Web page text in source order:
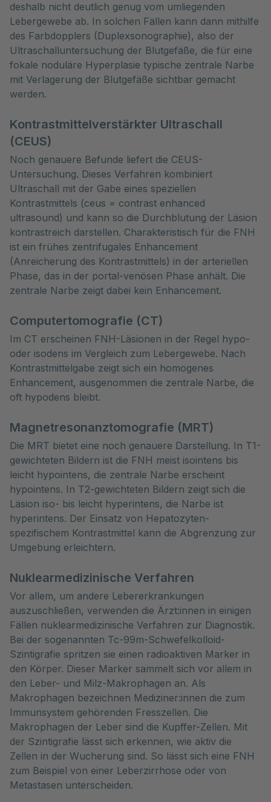
deshalb nicht deutlich genug vom umliegenden
Lebergewebe ab. In solchen Fällen kann dann mithilfe
des Farbdopplers (Duplexsonographie), also der
Ultraschalluntersuchung der Blutgefäße, die für eine
fokale noduläre Hyperplasie typische zentrale Narbe
mit Verlagerung der Blutgefäße sichtbar gemacht
werden.
Kontrastmittelverstärkter Ultraschall
(CEUS)
Noch genauere Befunde liefert die CEUS-
Untersuchung. Dieses Verfahren kombiniert
Ultraschall mit der Gabe eines speziellen
Kontrastmittels (ceus = contrast enhanced
ultrasound) und kann so die Durchblutung der Läsion
kontrastreich darstellen. Charakteristisch für die FNH
ist ein frühes zentrifugales Enhancement
(Anreicherung des Kontrastmittels) in der arteriellen
Phase, das in der portal-venösen Phase anhält. Die
zentrale Narbe zeigt dabei kein Enhancement.
Computertomografie (CT)
Im CT erscheinen FNH-Läsionen in der Regel hypo-
oder isodens im Vergleich zum Lebergewebe. Nach
Kontrastmittelgabe zeigt sich ein homogenes
Enhancement, ausgenommen die zentrale Narbe, die
oft hypodens bleibt.
Magnetresonanztomografie (MRT)
Die MRT bietet eine noch genauere Darstellung. In T1-
gewichteten Bildern ist die FNH meist isointens bis
leicht hypointens, die zentrale Narbe erscheint
hypointens. In T2-gewichteten Bildern zeigt sich die
Läsion iso- bis leicht hyperintens, die Narbe ist
hyperintens. Der Einsatz von Hepatozyten-
spezifischem Kontrastmittel kann die Abgrenzung zur
Umgebung erleichtern.
Nuklearmedizinische Verfahren
Vor allem, um andere Lebererkrankungen
auszuschließen, verwenden die Ärzt:innen in einigen
Fällen nuklearmedizinische Verfahren zur Diagnostik.
Bei der sogenannten Tc-99m-Schwefelkolloid-
Szintigrafie spritzen sie einen radioaktiven Marker in
den Körper. Dieser Marker sammelt sich vor allem in
den Leber- und Milz-Makrophagen an. Als
Makrophagen bezeichnen Mediziner:innen die zum
Immunsystem gehörenden Fresszellen. Die
Makrophagen der Leber sind die Kupffer-Zellen. Mit
der Szintigrafie lässt sich erkennen, wie aktiv die
Zellen in der Wucherung sind. So lässt sich eine FNH
zum Beispiel von einer Leberzirrhose oder von
Metastasen unterscheiden.